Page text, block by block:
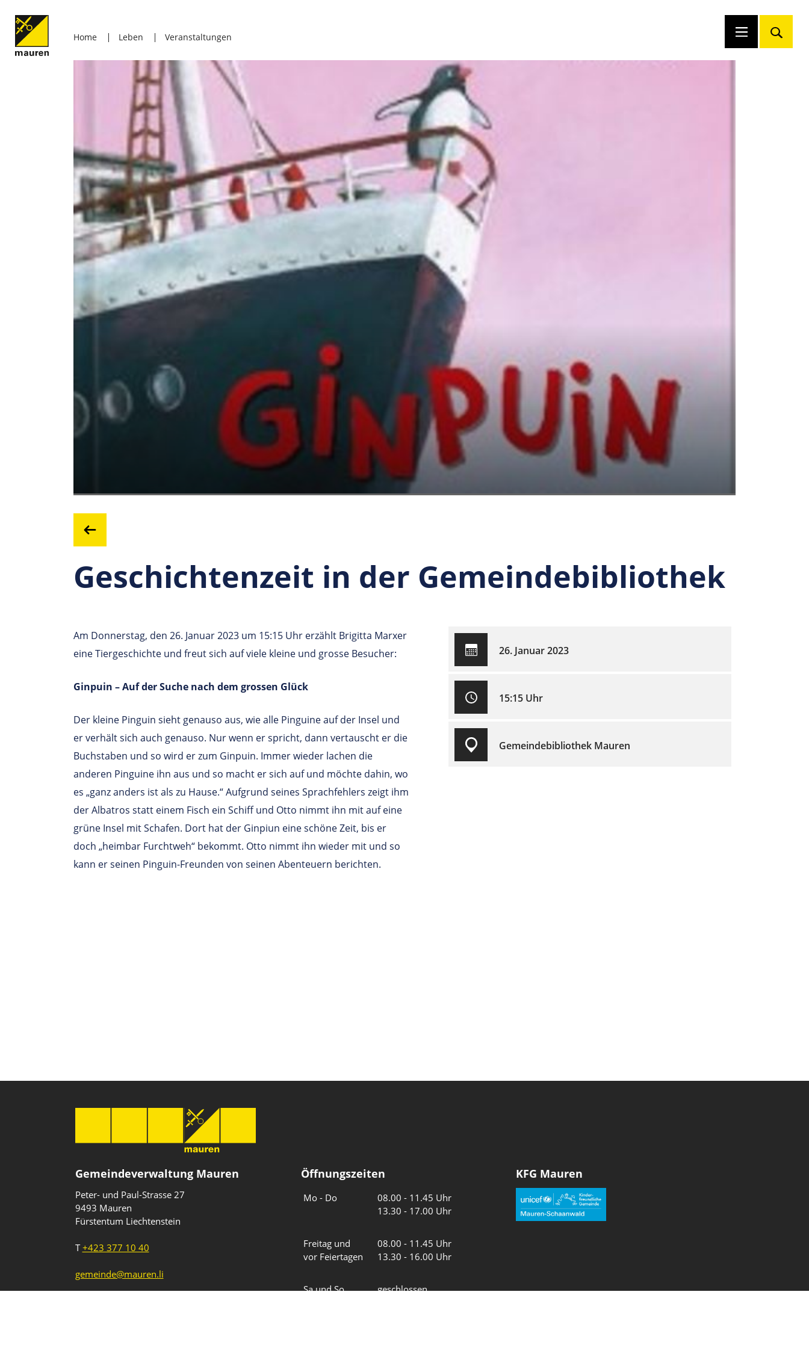
Home Leben Veranstaltungen
Geschichtenzeit in der Gemeindebibliothek
Am Donnerstag, den 26. Januar 2023 um 15:15 Uhr erzählt Brigitta Marxer
eine Tiergeschichte und freut sich auf viele kleine und grosse Besucher:
Ginpuin – Auf der Suche nach dem grossen Glück
Der kleine Pinguin sieht genauso aus, wie alle Pinguine auf der Insel und
er verhält sich auch genauso. Nur wenn er spricht, dann vertauscht er die
Buchstaben und so wird er zum Ginpuin. Immer wieder lachen die
anderen Pinguine ihn aus und so macht er sich auf und möchte dahin, wo
es „ganz anders ist als zu Hause.“ Aufgrund seines Sprachfehlers zeigt ihm
der Albatros statt einem Fisch ein Schiff und Otto nimmt ihn mit auf eine
grüne Insel mit Schafen. Dort hat der Ginpiun eine schöne Zeit, bis er
doch „heimbar Furchtweh“ bekommt. Otto nimmt ihn wieder mit und so
kann er seinen Pinguin-Freunden von seinen Abenteuern berichten.
26. Januar 2023
15:15 Uhr
Gemeindebibliothek Mauren
Gemeindeverwaltung Mauren
Peter- und Paul-Strasse 27
9493 Mauren
Fürstentum Liechtenstein
T+423 377 10 40
gemeinde@mauren.li
Öffnungszeiten
Mo - Do
08.00 - 11.45 Uhr
13.30 - 17.00 Uhr
Freitag und
vor Feiertagen
08.00 - 11.45 Uhr
13.30 - 16.00 Uhr
Sa und So geschlossen
KFG Mauren